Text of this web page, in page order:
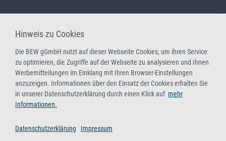
Hinweis zu Cookies
Die BEW gGmbH nutzt auf dieser Webseite Cookies, um ihren Service
zu optimieren, die Zugriffe auf der Webseite zu analysieren und Ihnen
Werbemitteilungen im Einklang mit Ihren Browser-Einstellungen
anzuzeigen. Informationen über den Einsatz der Cookies erhalten Sie
in unserer Datenschutzerklärung durch einen Klick auf mehr
Informationen.
Datenschutzerklärung Impressum